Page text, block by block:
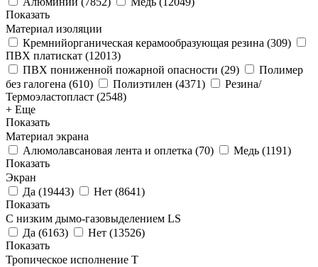
Показать
Материал изоляции
Кремнийорганическая керамообразующая резина (309)
ПВХ платискат (12013)
ПВХ пониженной пожарной опасности (29)
Полимер
без галогена (610) Полиэтилен (4371)
Резина/
Термоэластопласт (2548)
+ Еще
Показать
Материал экрана
Алюмолавсановая лента и оплетка (70) Медь (1191)
Показать
Экран
Да (19443) Нет (8641)
Показать
С низким дымо-газовыделением LS
Да (6163) Нет (13526)
Показать
Тропическое исполнение Т